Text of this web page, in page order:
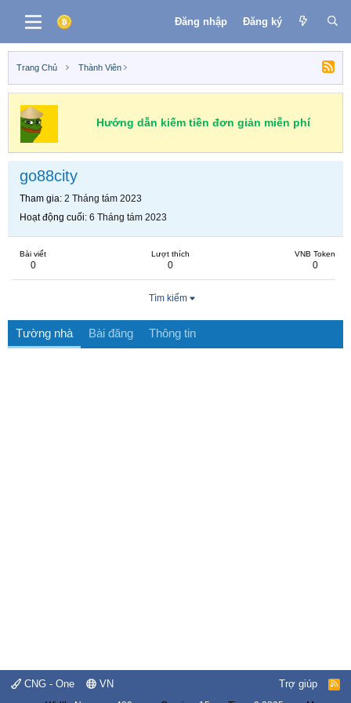
Đăng nhập Đăng ký
Trang Chủ Thành Viên
Hướng dẫn kiếm tiền đơn giản miễn phí
go88city
Tham gia 2 Tháng tám 2023
Hoạt động cuối 6 Tháng tám 2023
Bài viết
0
Lượt thích
0
VNB Token
0
Tìm kiếm
Tường nhà Bài đăng Thông tin
CNG - One VN Trợ giúp
R